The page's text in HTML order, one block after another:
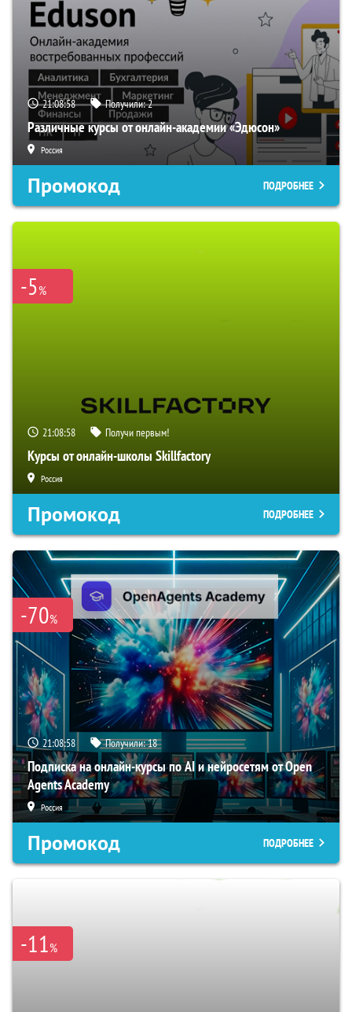
21:08:58 Получили:2
Различные курсы от онлайн-академии «Эдюсон»
Россия
Промокод ПОДРОБНЕЕ
-5%
21:08:58 Получи первым!
Курсы от онлайн-школы Skillfactory
Россия
Промокод ПОДРОБНЕЕ
-70%
21:08:58 Получили:18
Подписка на онлайн-курсы по AI и нейросетям от Open
Agents Academy
Россия
Промокод ПОДРОБНЕЕ
-11%